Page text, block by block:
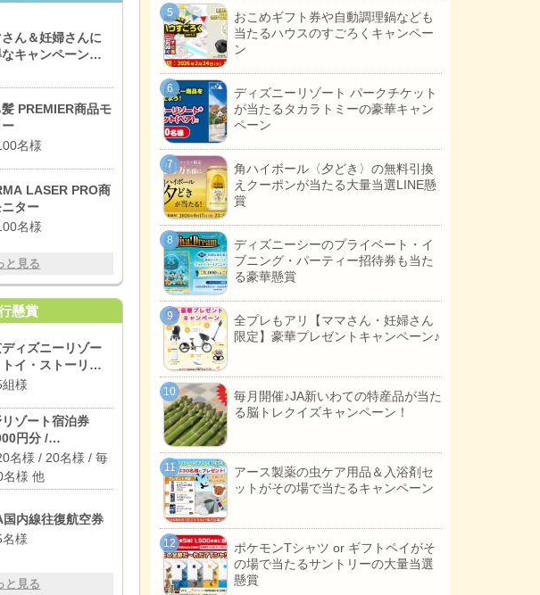
ん＆妊婦さんに
キャンペーンが
PREMIER商品モ
名様
LASER PRO商
ター
名様
と見る
懸賞
ィズニーリゾー
トイ・ストーリー
宿泊券
組様
ゾート宿泊券
円分 /
5 / カタロ
フト 他
名様 / 20名様 / 毎
名様 他
国内線往復航空券
名様
と見る
おこめギフト券や自動調理鍋なども
当たるハウスのすごろくキャンペー
ン
ディズニーリゾート パークチケット
が当たるタカラトミーの豪華キャン
ペーン
角ハイボール〈夕どき〉の無料引換
えクーポンが当たる大量当選LINE懸
賞
ディズニーシーのプライベート・イ
ブニング・パーティー招待券も当た
る豪華懸賞
全プレもアリ【ママさん・妊婦さん
限定】豪華プレゼントキャンペーン♪
毎月開催♪JA新いわての特産品が当た
る脳トレクイズキャンペーン！
アース製薬の虫ケア用品＆入浴剤セ
ットがその場で当たるキャンペーン
ポケモンTシャツ or ギフトペイがそ
の場で当たるサントリーの大量当選
懸賞